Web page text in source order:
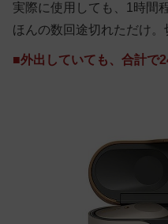
実際に使用しても、1時間
ほんの数回途切れただけ。
■外出していても、合計で